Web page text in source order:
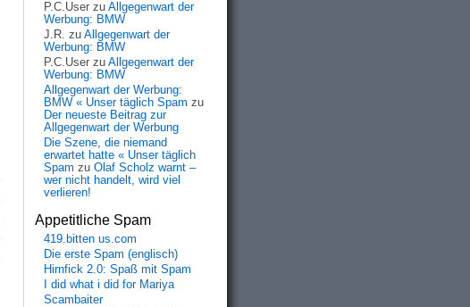
P.C.User zu Allgegenwart der
Werbung: BMW
J.R. zu Allgegenwart der
Werbung: BMW
P.C.User zu Allgegenwart der
Werbung: BMW
Allgegenwart der Werbung:
BMW « Unser täglich Spam zu
Der neueste Beitrag zur
Allgegenwart der Werbung
Die Szene, die niemand
erwartet hatte « Unser täglich
Spam zu Olaf Scholz warnt –
wer nicht handelt, wird viel
verlieren!
Appetitliche Spam
419.bitten us.com
Die erste Spam (englisch)
Hirnfick 2.0: Spaß mit Spam
I did what i did for Mariya
Scambaiter